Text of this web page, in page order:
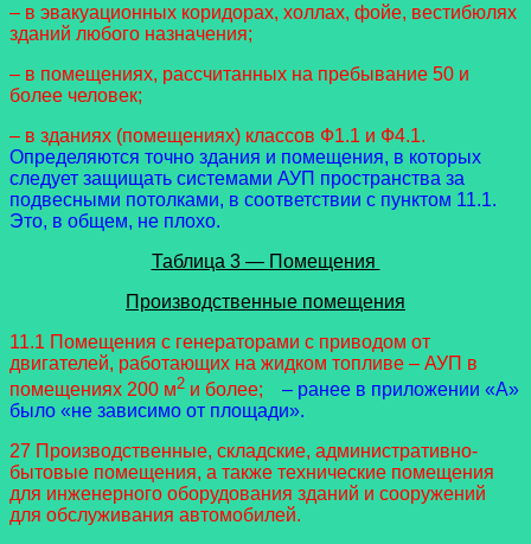
– в эвакуационных коридорах, холлах, фойе, вестибюлях
зданий любого назначения;
– в помещениях, рассчитанных на пребывание 50 и
более человек;
– в зданиях (помещениях) классов Ф1.1 и Ф4.1.
Определяются точно здания и помещения, в которых
следует защищать системами АУП пространства за
подвесными потолками, в соответствии с пунктом 11.1.
Это, в общем, не плохо.
Таблица 3 — Помещения
Производственные помещения
11.1 Помещения с генераторами с приводом от
двигателей, работающих на жидком топливе – АУП в
помещениях 200 м2 и более;
– ранее в приложении «А»
было «не зависимо от площади».
27 Производственные, складские, административно-
бытовые помещения, а также технические помещения
для инженерного оборудования зданий и сооружений
для обслуживания автомобилей.